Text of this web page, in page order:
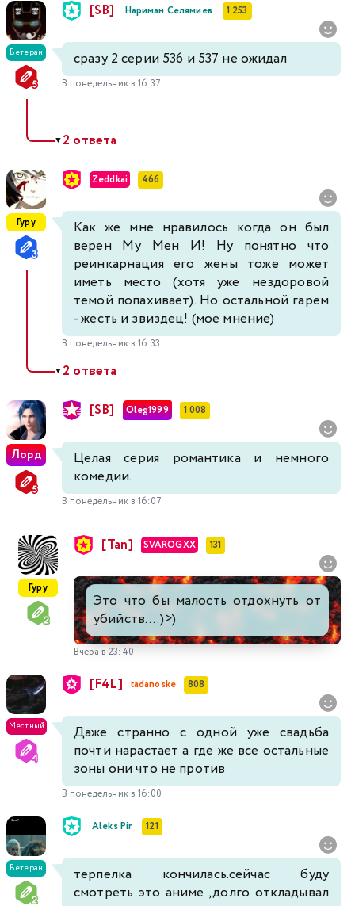
Ветеран
[SB] Нариман Селямиев 1 253
сразу 2 серии 536 и 537 не ожидал
В понедельник в 16:37
▼2 ответа
Гуру
Zeddkai 466
Как же мне нравилось когда он был
верен Му Мен И! Ну понятно что
реинкарнация его жены тоже может
иметь место (хотя уже нездоровой
темой попахивает). Но остальной гарем
- жесть и звиздец! (мое мнение)
В понедельник в 16:33
▼2 ответа
Лорд
[SB] Oleg1999 1 008
Целая серия романтика и немного
комедии.
В понедельник в 16:07
Гуру
[Tan] SVAROGXX 131
Это что бы малость отдохнуть от
убийств....)>)
Вчера в 23:40
Местный
[F4L] tadanoske 808
Даже странно с одной уже свадьба
почти нарастает а где же все остальные
зоны они что не против
В понедельник в 16:00
Ветеран
Aleks Pir 121
терпелка кончилась.сейчас буду
смотреть это аниме ,долго откладывал